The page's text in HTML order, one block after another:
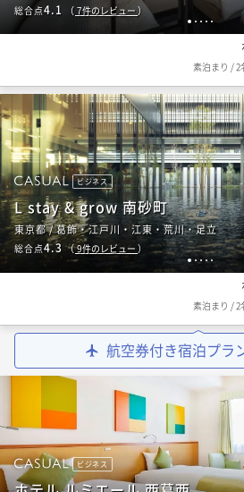
1 2 3 4 5
総合点4.1 （ 7件のレビュー）
素泊まり /2
1 23 4 5
ビジネス
L stay & grow 南砂町
東京都 / 葛飾・江戸川・江東・荒川・足立
総合点4.3 （9件のレビュー ）
素泊まり /2
航空券付き宿泊プラ
ビジネス